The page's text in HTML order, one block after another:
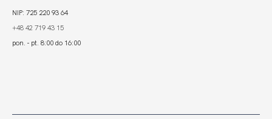
NIP: 725 220 93 64
+48 42 719 43 15
pon. - pt. 8:00 do 16:00